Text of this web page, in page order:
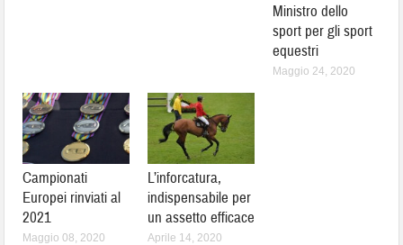
Ministro dello
sport per gli sport
equestri
Maggio 24, 2020
Campionati
Europei rinviati al
2021
Maggio 08, 2020
L’inforcatura,
indispensabile per
un assetto efficace
Aprile 14, 2020